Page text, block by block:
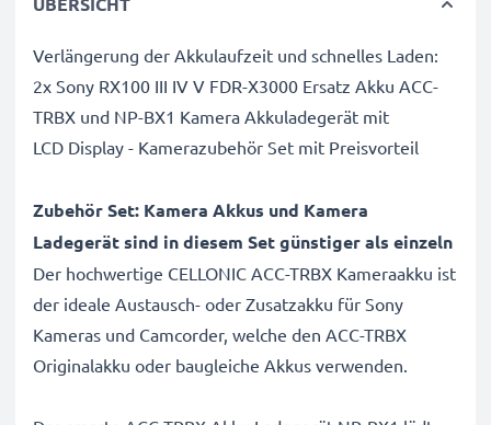
Verlängerung der Akkulaufzeit und schnelles Laden:
2x Sony RX100 III IV V FDR-X3000 Ersatz Akku ACC-
TRBX und NP-BX1 Kamera Akkuladegerät mit
LCD Display - Kamerazubehör Set mit Preisvorteil
Zubehör Set: Kamera Akkus und Kamera
Ladegerät sind in diesem Set günstiger als einzeln
Der hochwertige CELLONIC ACC-TRBX Kameraakku ist
der ideale Austausch- oder Zusatzakku für Sony
Kameras und Camcorder, welche den ACC-TRBX
Originalakku oder baugleiche Akkus verwenden.